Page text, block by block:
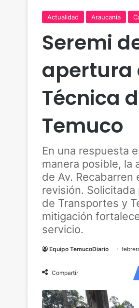
Actualidad Araucanía
Seremi
apertura
Técnica
Temuco
En una respuesta
manera posible, la
de Av.
revisión.
de Transportes y
mitigación
servicio.
Equipo TemucoDiario
Compartir